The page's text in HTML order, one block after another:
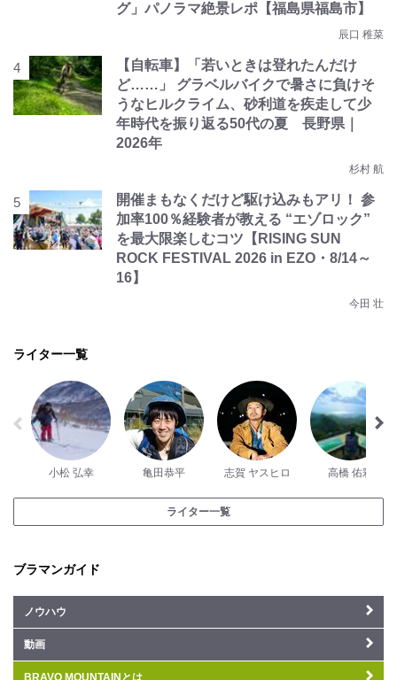
グ」パノラマ絶景レポ【福島県福島市】
辰口 稚菜
【自転車】「若いときは登れたんだけ
ど……」 グラベルバイクで暑さに負けそ
うなヒルクライム、砂利道を疾走して少
年時代を振り返る50代の夏 長野県｜
2026年
杉村 航
開催まもなくだけど駆け込みもアリ！ 参
加率100％経験者が教える “エゾロック”
を最大限楽しむコツ【RISING SUN
ROCK FESTIVAL 2026 in EZO・8/14～
16】
今田 壮
ライター一覧
小松 弘幸 亀田恭平 志賀 ヤスヒロ 高橋 佑彩
ライター一覧
ブラマンガイド
ノウハウ
動画
BRAVO MOUNTAINとは